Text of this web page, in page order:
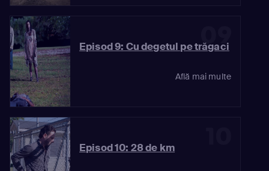
09
Episod 9: Cu degetul pe trăgaci
Află mai multe
Episod 10: 28 de km